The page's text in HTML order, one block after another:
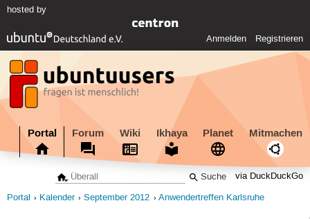
hosted by
Anmelden Registrieren
Portal Forum Wiki Ikhaya Planet Mitmachen
via DuckDuckGo
Portal Kalender September 2012 Anwendertreffen Karlsruhe